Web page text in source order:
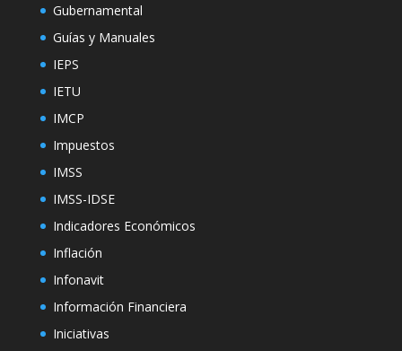
Gubernamental
Guías y Manuales
IEPS
IETU
IMCP
Impuestos
IMSS
IMSS-IDSE
Indicadores Económicos
Inflación
Infonavit
Información Financiera
Iniciativas